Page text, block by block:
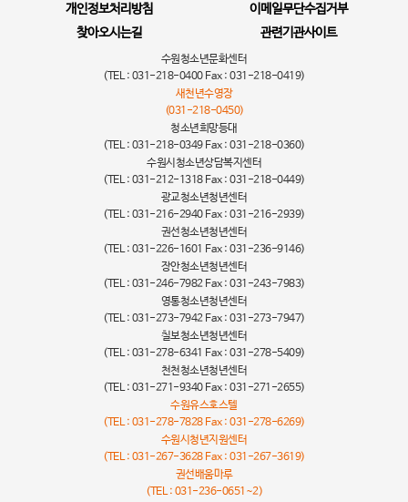
개인정보처리방침
이메일무단수집거부
찾아오시는길
관련기관사이트
수원청소년문화센터
(TEL : 031-218-0400 Fax : 031-218-0419)
새천년수영장
(031-218-0450)
청소년희망등대
(TEL : 031-218-0349 Fax : 031-218-0360)
수원시청소년상담복지센터
(TEL : 031-212-1318 Fax : 031-218-0449)
광교청소년청년센터
(TEL : 031-216-2940 Fax : 031-216-2939)
권선청소년청년센터
(TEL : 031-226-1601 Fax : 031-236-9146)
장안청소년청년센터
(TEL : 031-246-7982 Fax : 031-243-7983)
영통청소년청년센터
(TEL : 031-273-7942 Fax : 031-273-7947)
칠보청소년청년센터
(TEL : 031-278-6341 Fax : 031-278-5409)
천천청소년청년센터
(TEL : 031-271-9340 Fax : 031-271-2655)
수원유스호스텔
(TEL : 031-278-7828 Fax : 031-278-6269)
수원시청년지원센터
(TEL : 031-267-3628 Fax : 031-267-3619)
권선배움마루
(TEL : 031-236-0651~2)